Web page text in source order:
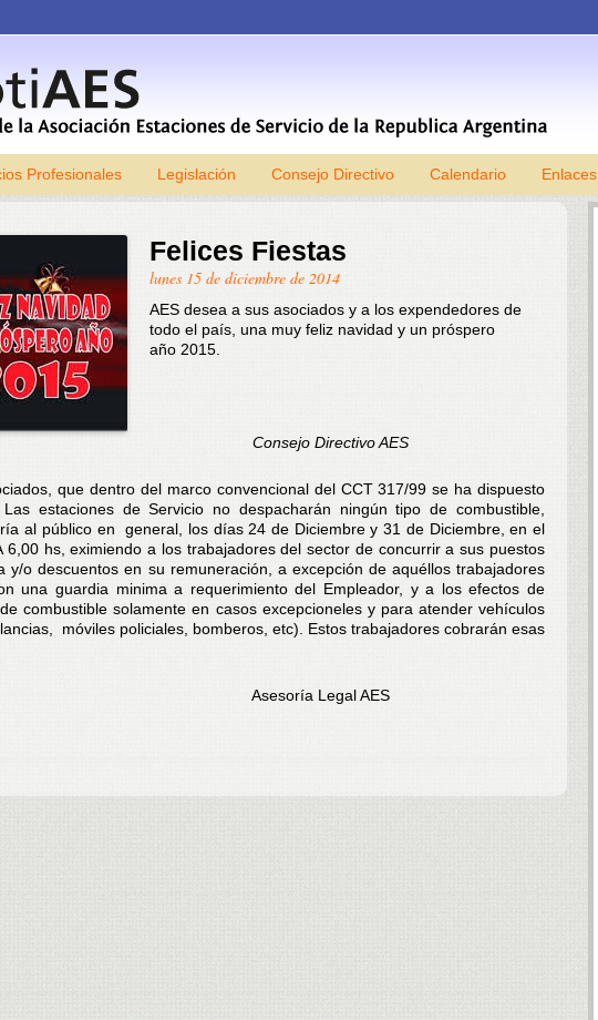
Skip to content
Profesionales Legislación Consejo Directivo Calendario Enlaces
Felices Fiestas
lunes 15 de diciembre de 2014
AES desea a sus asociados y a los expendedores de
todo el país, una muy feliz navidad y un próspero
año 2015.
Consejo Directivo AES
que dentro del marco convencional del CCT 317/99 se ha dispuesto
estaciones de Servicio no despacharán ningún tipo de combustible,
al público en general, los días 24 de Diciembre y 31 de Diciembre, en el
6,00 hs, eximiendo a los trabajadores del sector de concurrir a sus puestos
y/o descuentos en su remuneración, a excepción de aquéllos trabajadores
una guardia minima a requerimiento del Empleador, y a los efectos de
combustible solamente en casos excepcioneles y para atender vehículos
móviles policiales, bomberos, etc). Estos trabajadores cobrarán esas
Legal AES